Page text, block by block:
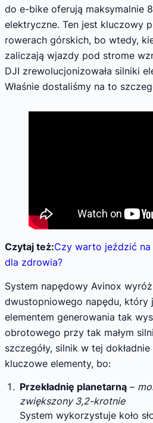
do e-bike oferują maksymalnie
elektryczne. Ten jest kluczowy
rowerach górskich, bo wtedy,
zaliczają wjazdy pod strome
DJI zrewolucjonizowała silniki
Właśnie dostaliśmy na to
Czytaj też:Czy warto jeździć
dla zdrowia?
System napędowy Avinox
dwustopniowego napędu, który
elementem generowania tak
obrotowego przy tak małym
szczegóły, silnik w tej
kluczowe elementy, bo:
Przekładnię planetarną–
zwiększony 3,2-krotnie
System wykorzystuje koło